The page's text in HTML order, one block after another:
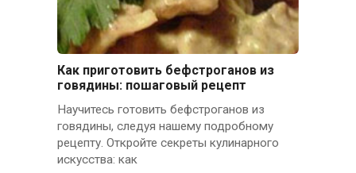
Как приготовить бефстроганов из
говядины: пошаговый рецепт
Научитесь готовить бефстроганов из
говядины, следуя нашему подробному
рецепту. Откройте секреты кулинарного
искусства: как